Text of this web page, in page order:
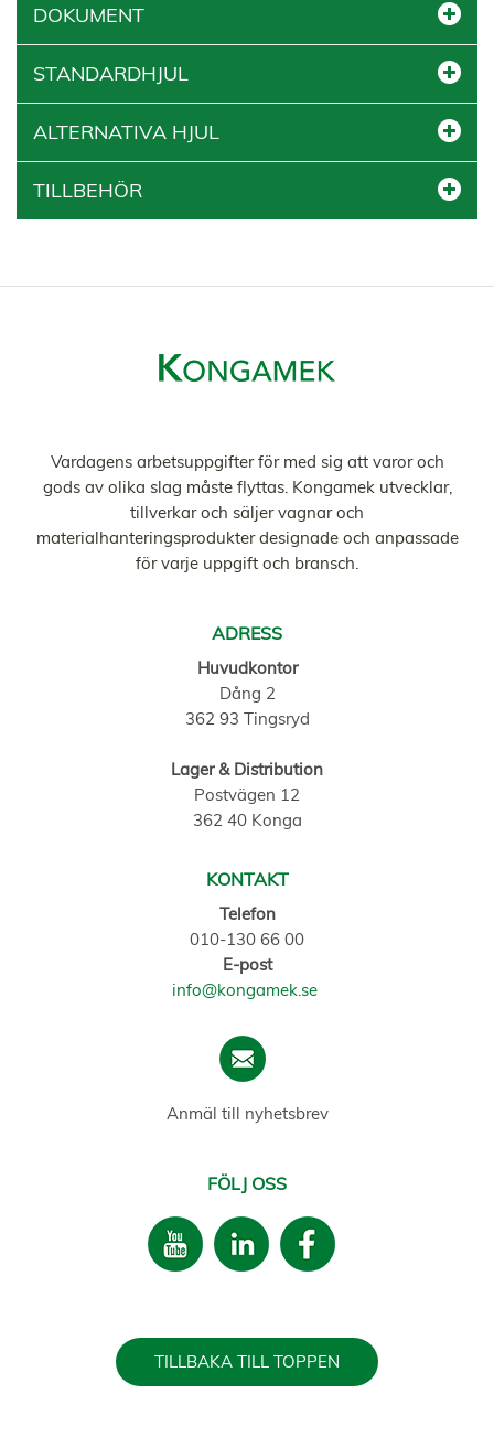
DOKUMENT
STANDARDHJUL
ALTERNATIVA HJUL
TILLBEHÖR
Vardagens arbetsuppgifter för med sig att varor och
gods av olika slag måste flyttas. Kongamek utvecklar,
tillverkar och säljer vagnar och
materialhanteringsprodukter designade och anpassade
för varje uppgift och bransch.
ADRESS
Huvudkontor
Dång 2
362 93 Tingsryd
Lager & Distribution
Postvägen 12
362 40 Konga
KONTAKT
Telefon
010-130 66 00
E-post
info@kongamek.se
Anmäl till nyhetsbrev
FÖLJ OSS
TILLBAKA TILL TOPPEN